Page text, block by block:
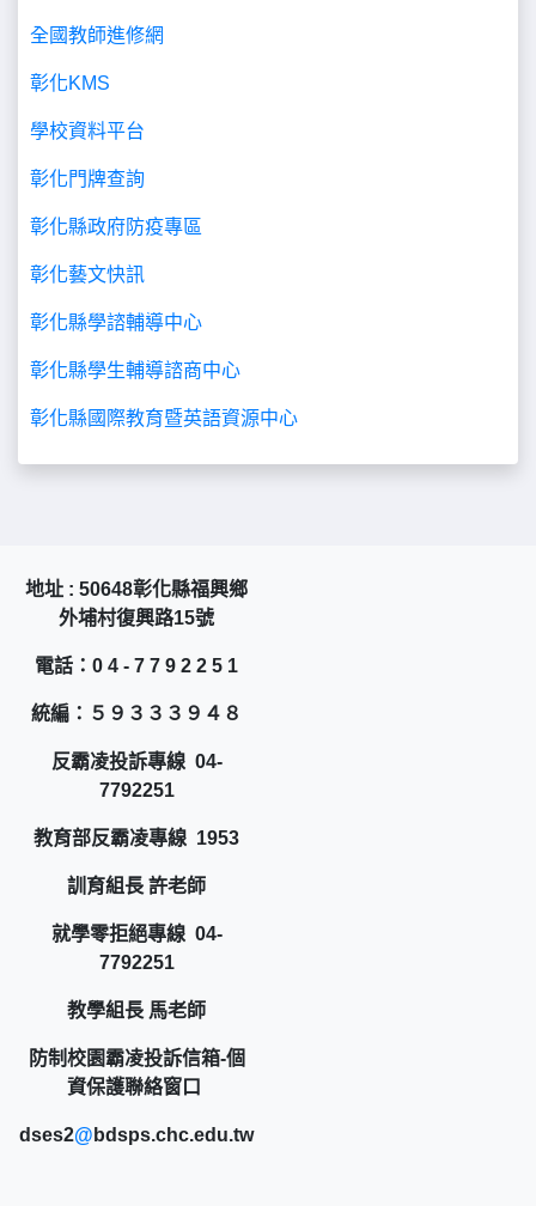
全國教師進修網
彰化KMS
學校資料平台
彰化門牌查詢
彰化縣政府防疫專區
彰化藝文快訊
彰化縣學諮輔導中心
彰化縣學生輔導諮商中心
彰化縣國際教育暨英語資源中心
地址 : 50648彰化縣福興鄉
外埔村復興路15號
電話：0 4 - 7 7 9 2 2 5 1
統編：５９３３３９４８
反霸凌投訴專線 04-
7792251
教育部反霸凌專線 1953
訓育組長 許老師
就學零拒絕專線 04-
7792251
教學組長 馬老師
防制校園霸凌投訴信箱-個
資保護聯絡窗口
dses2@ bdsps.chc.edu.tw